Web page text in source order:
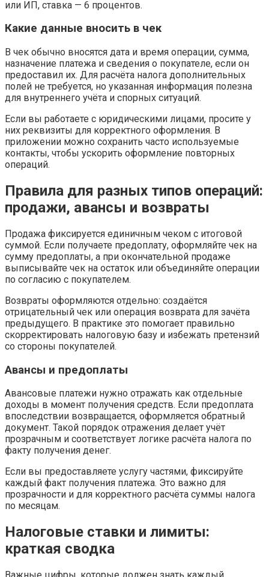
или ИП, ставка — 6 процентов.
Какие данные вносить в чек
В чек обычно вносятся дата и время операции, сумма,
назначение платежа и сведения о покупателе, если он
предоставил их. Для расчёта налога дополнительных
полей не требуется, но указанная информация полезна
для внутреннего учёта и спорных ситуаций.
Если вы работаете с юридическими лицами, просите у
них реквизиты для корректного оформления. В
приложении можно сохранить часто используемые
контакты, чтобы ускорить оформление повторных
операций.
Правила для разных типов операций:
продажи, авансы и возвраты
Продажа фиксируется единичным чеком с итоговой
суммой. Если получаете предоплату, оформляйте чек на
сумму предоплаты, а при окончательной продаже
выписывайте чек на остаток или объединяйте операции
по согласию с покупателем.
Возвраты оформляются отдельно: создаётся
отрицательный чек или операция возврата для зачёта
предыдущего. В практике это помогает правильно
скорректировать налоговую базу и избежать претензий
со стороны покупателей.
Авансы и предоплаты
Авансовые платежи нужно отражать как отдельные
доходы в момент получения средств. Если предоплата
впоследствии возвращается, оформляется обратный
документ. Такой порядок отражения делает учёт
прозрачным и соответствует логике расчёта налога по
факту получения денег.
Если вы предоставляете услугу частями, фиксируйте
каждый факт получения платежа. Это важно для
прозрачности и для корректного расчёта суммы налога
по месяцам.
Налоговые ставки и лимиты:
краткая сводка